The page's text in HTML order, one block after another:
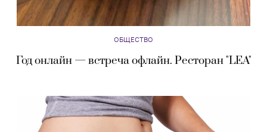
ОБЩЕСТВО
Год онлайн — встреча офлайн. Ресторан "LEA"